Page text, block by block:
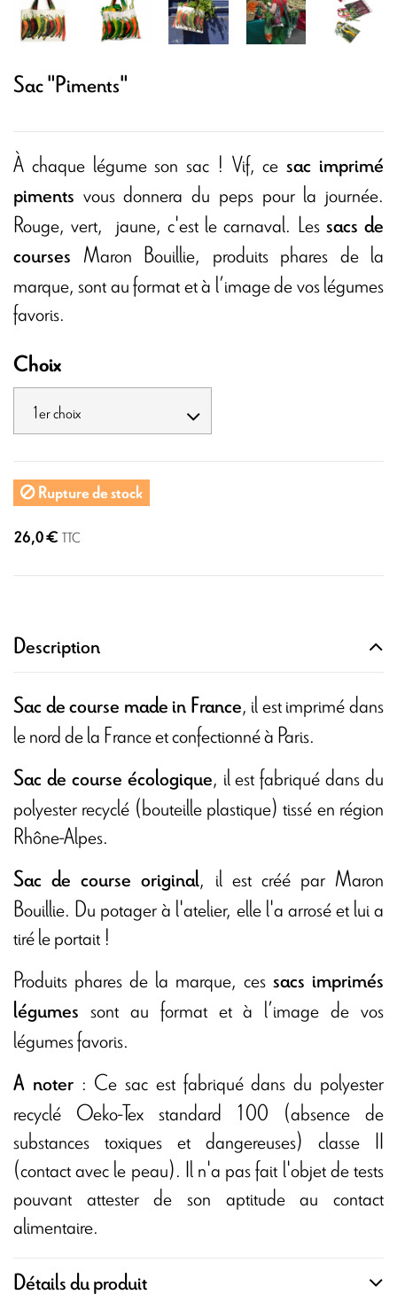
Sac "Piments"
À chaque légume son sac ! Vif, cesac imprimé
piments vous donnera du peps pour la journée.
Rouge, vert, jaune, c'est le carnaval. Les sacs de
courses Maron Bouillie, produits phares de la
marque, sont au format et à l’image de vos légumes
favoris.
Choix
Rupture de stock
26,0 € TTC
Description
Sac de course made in France, il est imprimé dans
le nord de la France et confectionné à Paris.
Sac de course écologique, il est fabriqué dans du
polyester recyclé (bouteille plastique) tissé en région
Rhône-Alpes.
Sac de course original, il est créé par Maron
Bouillie. Du potager à l'atelier, elle l'a arrosé et lui a
tiré le portait !
Produits phares de la marque, ces sacs imprimés
légumes sont au format et à l’image de vos
légumes favoris.
A noter: Ce sac est fabriqué dans du polyester
recyclé Oeko-Tex standard 100 (absence de
substances toxiques et dangereuses) classe II
(contact avec le peau). Il n'a pas fait l'objet de tests
pouvant attester de son aptitude au contact
alimentaire.
Détails du produit